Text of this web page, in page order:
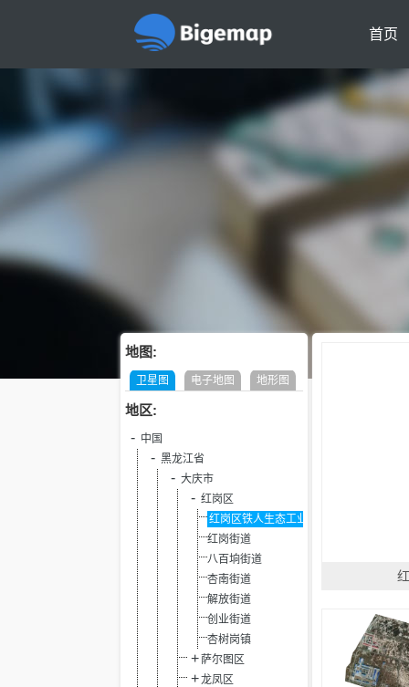
首页
地图:
卫星图 电子地图 地形图
地区:
中国
黑龙江省
大庆市
红岗区
红岗区铁人生态工业园区
红岗街道
八百垧街道
杏南街道
解放街道
创业街道
杏树岗镇
萨尔图区
龙凤区